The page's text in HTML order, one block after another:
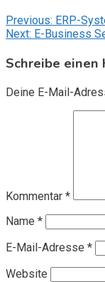
Previous: ERP-
Next: E-Business
Schreibe einen
Deine E-Mail-
Kommentar *
Name *
E-Mail-Adresse *
Website